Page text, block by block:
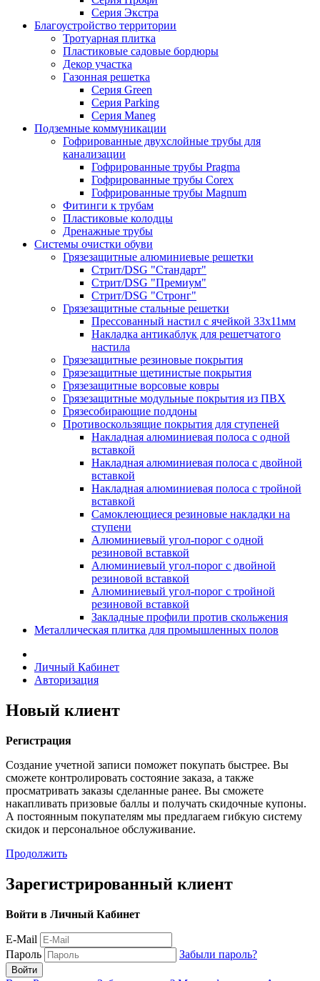
Серия Экстра
Благоустройство территории
Тротуарная плитка
Пластиковые садовые бордюры
Декор участка
Газонная решетка
Серия Green
Серия Parking
Серия Maneg
Подземные коммуникации
Гофрированные двухслойные трубы для
канализации
Гофрированные трубы Pragma
Гофрированные трубы Corex
Гофрированные трубы Magnum
Фитинги к трубам
Пластиковые колодцы
Дренажные трубы
Системы очистки обуви
Грязезащитные алюминиевые решетки
Стрит/DSG "Стандарт"
Стрит/DSG "Премиум"
Стрит/DSG "Стронг"
Грязезащитные стальные решетки
Прессованный настил с ячейкой 33х11мм
Накладка антикаблук для решетчатого
настила
Грязезащитные резиновые покрытия
Грязезащитные щетинистые покрытия
Грязезащитные ворсовые ковры
Грязезащитные модульные покрытия из ПВХ
Грязесобирающие поддоны
Противоскользящие покрытия для ступеней
Накладная алюминиевая полоса с одной
вставкой
Накладная алюминиевая полоса с двойной
вставкой
Накладная алюминиевая полоса с тройной
вставкой
Самоклеющиеся резиновые накладки на
ступени
Алюминиевый угол-порог с одной
резиновой вставкой
Алюминиевый угол-порог с двойной
резиновой вставкой
Алюминиевый угол-порог с тройной
резиновой вставкой
Закладные профили против скольжения
Металлическая плитка для промышленных полов
Личный Кабинет
Авторизация
Новый клиент
Регистрация
Создание учетной записи поможет покупать быстрее. Вы
сможете контролировать состояние заказа, а также
просматривать заказы сделанные ранее. Вы сможете
накапливать призовые баллы и получать скидочные купоны.
А постоянным покупателям мы предлагаем гибкую систему
скидок и персональное обслуживание.
Продолжить
Зарегистрированный клиент
Войти в Личный Кабинет
E-Mail
Пароль
Забыли пароль?